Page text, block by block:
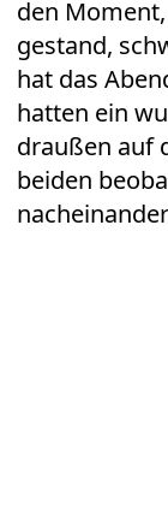
den
gestand,
hat das
hatten ein
draußen auf
beiden